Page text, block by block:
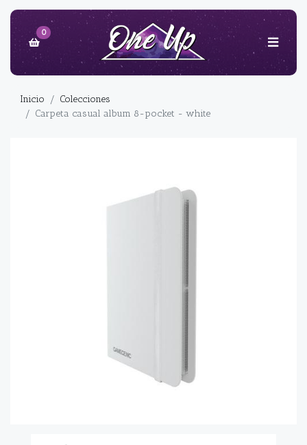
0
Inicio
Colecciones
Carpeta casual album 8-pocket - white